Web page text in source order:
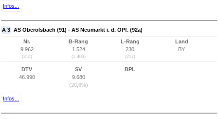
Infos...
A 3 AS Oberölsbach (91) - AS Neumarkt i. d. OPf. (92a)
Nr.
9.962
(314)
B-Rang
1.524
(1.403)
L-Rang
230
(217)
Land
BY
DTV
46.990
SV
9.680
(20,6%)
BPL
Infos...